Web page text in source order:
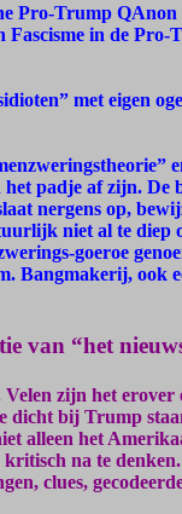
Pro-Trump
Fascisme in de Pro-
met eigen
padje af zijn. De
nergens op,
niet al te diep
goeroe
Bangmakerij, ook
van “het
zijn het erover
dicht bij Trump
alleen het
na te
clues,